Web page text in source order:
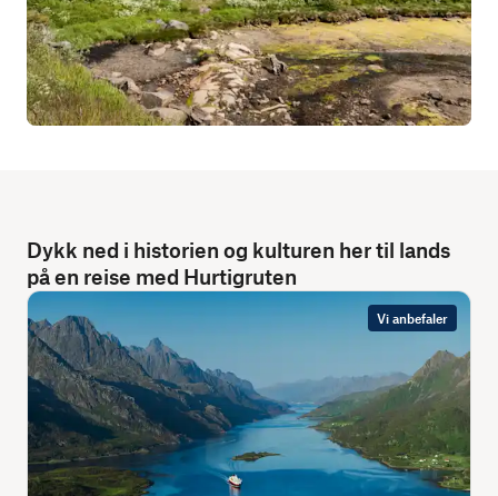
Dykk ned i historien og kulturen her til lands
på en reise med Hurtigruten
Vi anbefaler